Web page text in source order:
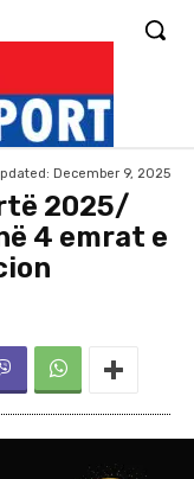
December 9, 2025
2025/
4 emrat e